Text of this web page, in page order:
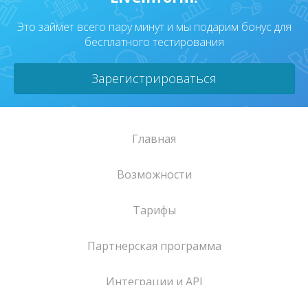
Это займет всего пару минут и мы подарим бонус для
бесплатного тестирования
Зарегистрироваться
Главная
Возможности
Тарифы
Партнерская программа
Интеграции и API